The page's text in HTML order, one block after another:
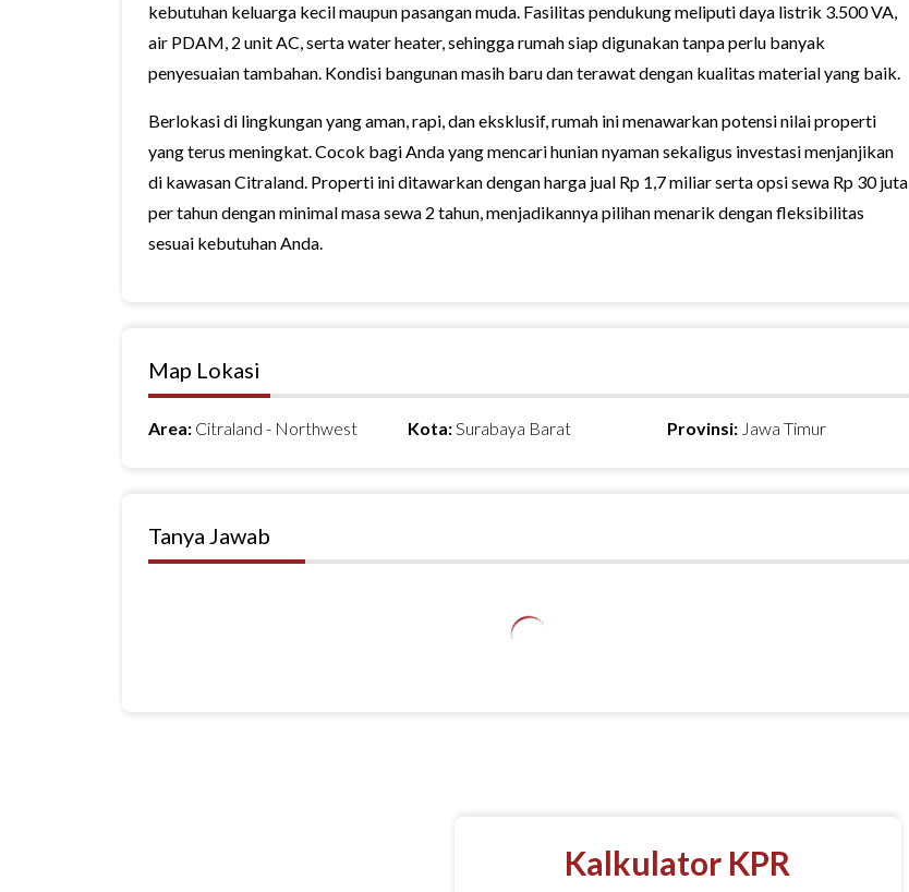
Kalkulator KPR
kebutuhan keluarga kecil maupun pasangan muda. Fasilitas pendukung meliputi daya listrik 3.500 VA,
air PDAM, 2 unit AC, serta water heater, sehingga rumah siap digunakan tanpa perlu banyak
penyesuaian tambahan. Kondisi bangunan masih baru dan terawat dengan kualitas material yang baik.
Berlokasi di lingkungan yang aman, rapi, dan eksklusif, rumah ini menawarkan potensi nilai properti
yang terus meningkat. Cocok bagi Anda yang mencari hunian nyaman sekaligus investasi menjanjikan
di kawasan Citraland. Properti ini ditawarkan dengan harga jual Rp 1,7 miliar serta opsi sewa Rp 30 juta
per tahun dengan minimal masa sewa 2 tahun, menjadikannya pilihan menarik dengan fleksibilitas
sesuai kebutuhan Anda.
Map Lokasi
Area: Citraland - Northwest Kota:Surabaya Barat Provinsi: Jawa Timur
Tanya Jawab